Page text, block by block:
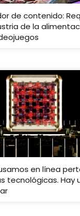
de contenido:
de la
en línea
tecnológicas. Hay